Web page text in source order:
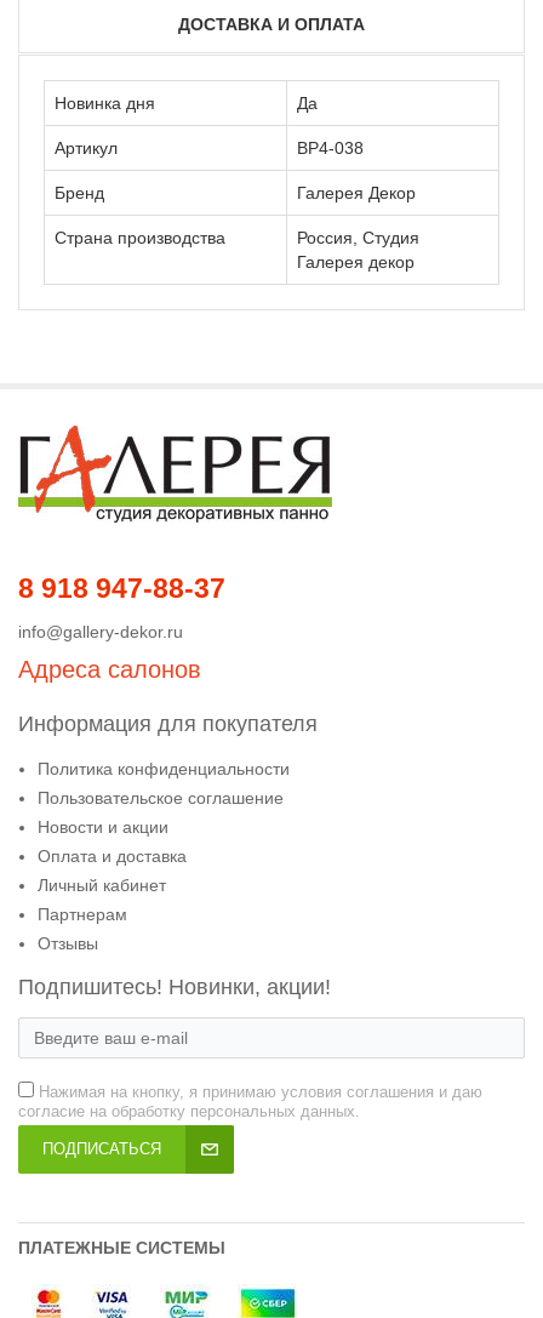
ДОСТАВКА И ОПЛАТА
Новинка дня Да
Артикул ВР4-038
Бренд Галерея Декор
Страна производства
Россия, Студия
Галерея декор
8 918 947-88-37
info@gallery-dekor.ru
Адреса салонов
Информация для покупателя
Политика конфиденциальности
Пользовательское соглашение
Новости и акции
Оплата и доставка
Личный кабинет
Партнерам
Отзывы
Подпишитесь! Новинки, акции!
Нажимая на кнопку, я принимаю условия соглашения и даю
согласие на обработку персональных данных.
ПОДПИСАТЬСЯ
ПЛАТЕЖНЫЕ СИСТЕМЫ